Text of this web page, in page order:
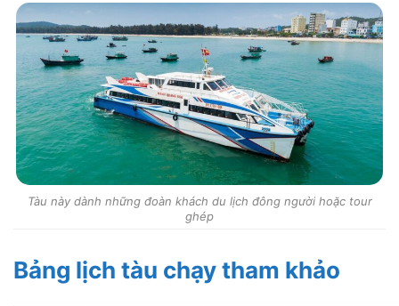
Tàu này dành những đoàn khách du lịch đông người hoặc tour
ghép
Bảng lịch tàu chạy tham khảo